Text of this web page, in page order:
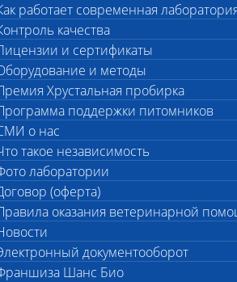
ШАНС БИО
ветеринарная лаборатория
260
сайта
работает современная
качества
и сертификаты
и методы
Хрустальная пробирка
поддержки питомников
о нас
такое независимость
лаборатории
(оферта)
оказания ветеринарной
документооборот
Шанс Био